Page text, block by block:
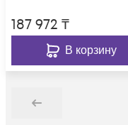
187 972 ₸
В корзину
Назад